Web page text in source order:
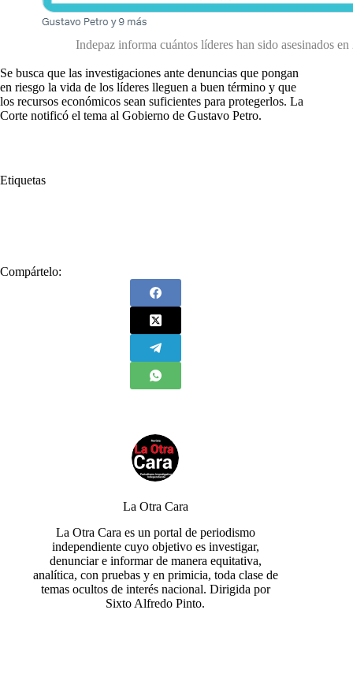
Indepaz informa cuántos líderes han sido asesinados en
Se busca que las investigaciones ante denuncias que pongan
en riesgo la vida de los líderes lleguen a buen término y que
los recursos económicos sean suficientes para protegerlos. La
Corte notificó el tema al Gobierno de Gustavo Petro.
Etiquetas
Compártelo:
La Otra Cara
La Otra Cara es un portal de periodismo
independiente cuyo objetivo es investigar,
denunciar e informar de manera equitativa,
analítica, con pruebas y en primicia, toda clase de
temas ocultos de interés nacional. Dirigida por
Sixto Alfredo Pinto.